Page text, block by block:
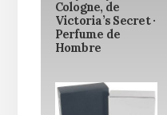
Cologne, de
Victoria’s Secret ·
Perfume de
Hombre